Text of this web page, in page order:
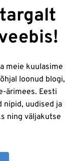
meie kuulasime
loonud blogi,
ärimees. Eesti
nipid, uudised ja
ning väljakutse